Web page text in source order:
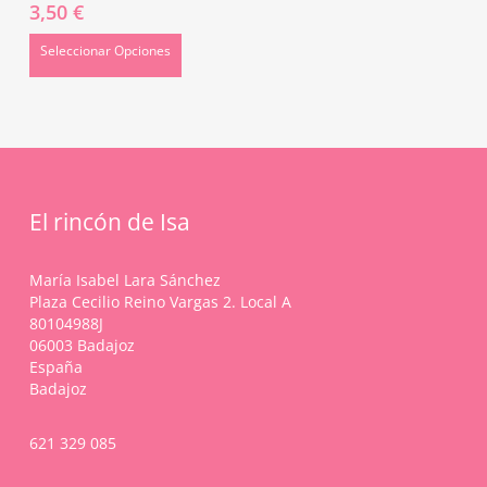
Las
opciones
se
pueden
la
producto
3,50 €
Seleccionar Opciones
Las
pueden
la
página
El rincón de Isa
María Isabel Lara Sánchez
Plaza Cecilio Reino Vargas 2. Local A
80104988J
06003 Badajoz
España
Badajoz
621 329 085